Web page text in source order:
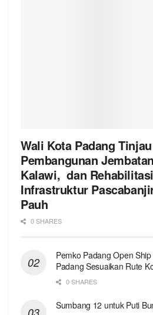
Wali Kota Padang Tinjau
Pembangunan Jembatan
Kalawi, dan Rehabilitasi
Infrastruktur
Pauh
0 SHARES
Pemko Padang Open
Padang Sesuaikan Rute
0 SHARES
Sumbang 12 untuk Puti